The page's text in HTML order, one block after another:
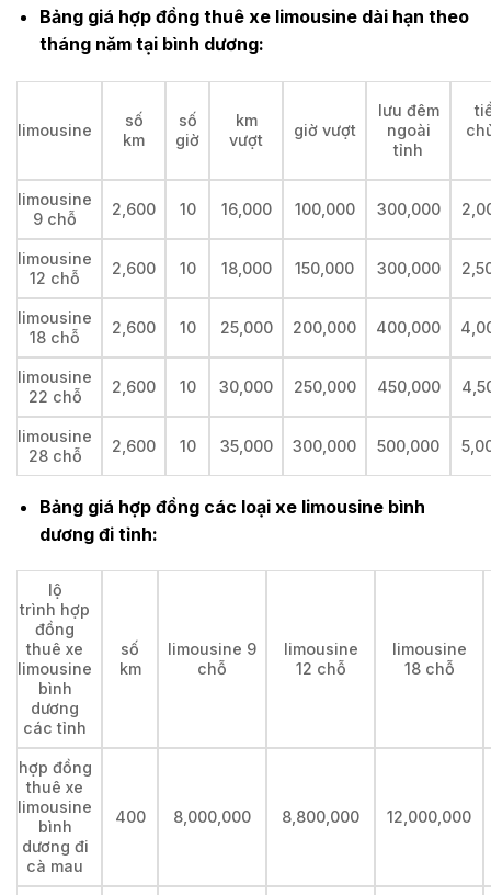
Bảng giá hợp đồng thuê xe limousine dài hạn theo
tháng năm tại bình dương:
limousine
số
km
số
giờ
km
vượt
giờ vượt
lưu đêm
ngoài
tỉnh
limousine
9 chỗ
2,600 10 16,000 100,000 300,000
limousine
12 chỗ
2,600 10 18,000 150,000 300,000
limousine
18 chỗ
2,600 10 25,000 200,000 400,000
limousine
22 chỗ
2,600 10 30,000 250,000 450,000
limousine
28 chỗ
2,600 10 35,000 300,000 500,000
Bảng giá hợp đồng các loại xe limousine bình
dương đi tỉnh:
lộ
trình hợp
đồng
thuê xe
limousine
bình
dương
các tỉnh
số
km
limousine 9
chỗ
limousine
12 chỗ
limousine
18 chỗ
hợp đồng
thuê xe
limousine
bình
dương đi
cà mau
400 8,000,000 8,800,000 12,000,000